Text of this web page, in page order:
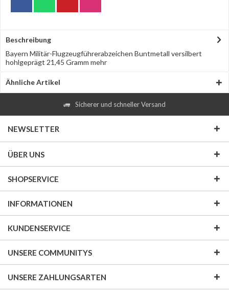
Beschreibung
Bayern Militär-Flugzeugführerabzeichen Buntmetall versilbert
hohlgeprägt 21,45 Gramm mehr
Ähnliche Artikel
Sicherer und schneller Versand
NEWSLETTER
ÜBER UNS
SHOPSERVICE
INFORMATIONEN
KUNDENSERVICE
UNSERE COMMUNITYS
UNSERE ZAHLUNGSARTEN